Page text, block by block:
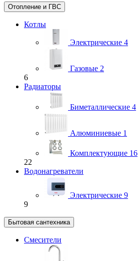
Отопление и ГВС
Котлы
Электрические 4
Газовые 2
6
Радиаторы
Биметаллические 4
Алюминиевые 1
Комплектующие 16
22
Водонагреватели
Электрические 9
9
Бытовая сантехника
Смесители